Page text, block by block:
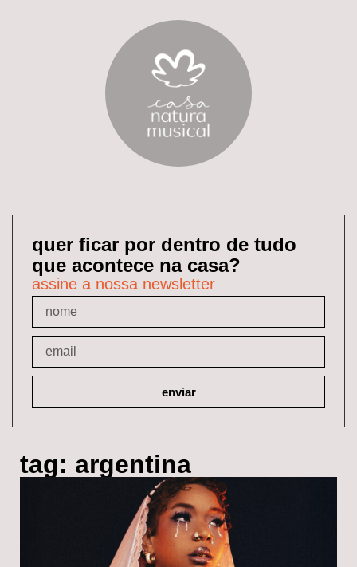
quer ficar por dentro de tudo
que acontece na casa?
assine a nossa newsletter
enviar
tag: argentina